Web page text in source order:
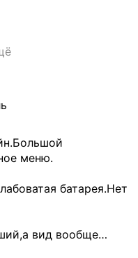
меню.
батарея.Нет
вид вообще…